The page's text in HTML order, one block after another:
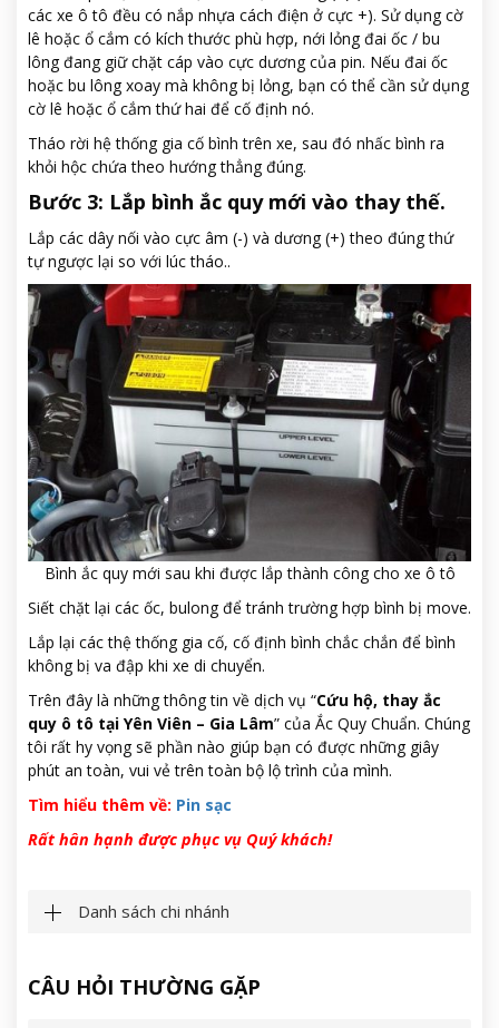
các xe ô tô đều có nắp nhựa cách điện ở cực +). Sử dụng cờ
lê hoặc ổ cắm có kích thước phù hợp, nới lỏng đai ốc / bu
lông đang giữ chặt cáp vào cực dương của pin. Nếu đai ốc
hoặc bu lông xoay mà không bị lỏng, bạn có thể cần sử dụng
cờ lê hoặc ổ cắm thứ hai để cố định nó.
Tháo rời hệ thống gia cố bình trên xe, sau đó nhấc bình ra
khỏi hộc chứa theo hướng thẳng đúng.
Bước 3: Lắp bình ắc quy mới vào thay thế.
Lắp các dây nối vào cực âm (-) và dương (+) theo đúng thứ
tự ngược lại so với lúc tháo..
Bình ắc quy mới sau khi được lắp thành công cho xe ô tô
Siết chặt lại các ốc, bulong để tránh trường hợp bình bị move.
Lắp lại các thệ thống gia cố, cố định bình chắc chắn để bình
không bị va đập khi xe di chuyển.
Trên đây là những thông tin về dịch vụ “Cứu hộ, thay ắc
quy ô tô tại Yên Viên – Gia Lâm” của Ắc Quy Chuẩn. Chúng
tôi rất hy vọng sẽ phần nào giúp bạn có được những giây
phút an toàn, vui vẻ trên toàn bộ lộ trình của mình.
Tìm hiểu thêm về: Pin sạc
Rất hân hạnh được phục vụ Quý khách!
Danh sách chi nhánh
CÂU HỎI THƯỜNG GẶP